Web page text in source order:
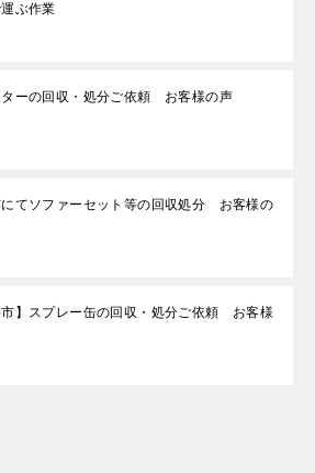
ぶ作業
ターの回収・処分ご依頼 お客様の声
てソファーセット等の回収処分 お客様の
市】スプレー缶の回収・処分ご依頼 お客様